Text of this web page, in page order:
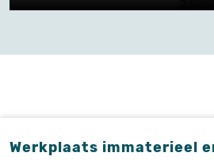
Werkplaats immaterieel